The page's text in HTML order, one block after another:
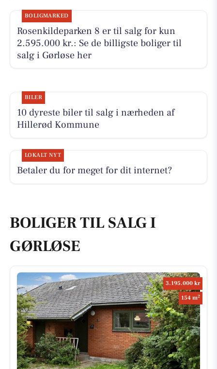
BOLIGMARKED
Rosenkildeparken 8 er til salg for kun
2.595.000 kr.: Se de billigste boliger til
salg i Gørløse her
BILER
10 dyreste biler til salg i nærheden af
Hillerød Kommune
LOKALT NYT
Betaler du for meget for dit internet?
BOLIGER TIL SALG I
GØRLØSE
3.195.000 kr
154 m2